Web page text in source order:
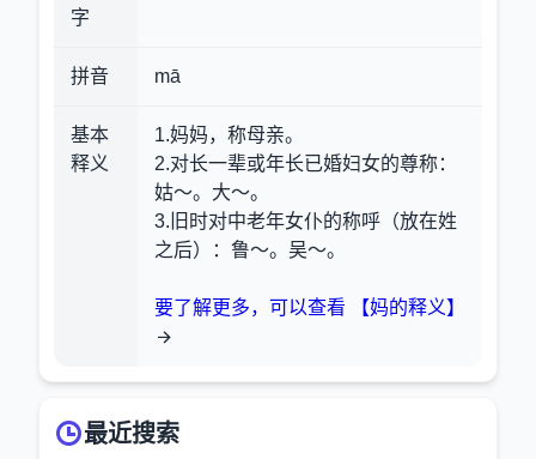
字
拼音 mā
基本
释义
1.妈妈，称母亲。
2.对长一辈或年长已婚妇女的尊称：
姑～。大～。
3.旧时对中老年女仆的称呼（放在姓
之后）
：鲁～。吴～。
要了解更多，可以查看 【妈的释义】
最近搜索